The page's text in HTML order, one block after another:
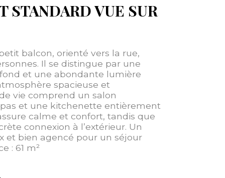
STANDARD VUE SUR
balcon, orienté vers la rue,
Il se distingue par une
et une abondante lumière
spacieuse et
vie comprend un salon
et une kitchenette entièrement
calme et confort, tandis que
connexion à l’extérieur. Un
et bien agencé pour un séjour
: 61 m²